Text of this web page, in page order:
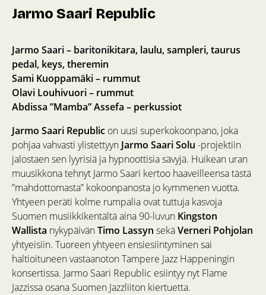
Jarmo Saari Republic
Jarmo Saari – baritonikitara, laulu, sampleri, taurus
pedal, keys, theremin
Sami Kuoppamäki – rummut
Olavi Louhivuori – rummut
Abdissa ”Mamba” Assefa – perkussiot
Jarmo Saari Republic on uusi superkokoonpano, joka
pohjaa vahvasti ylistettyyn Jarmo Saari Solu -projektiin
jalostaen sen lyyrisiä ja hypnoottisia sävyjä. Huikean uran
muusikkona tehnyt Jarmo Saari kertoo haaveilleensa tästä
”mahdottomasta” kokoonpanosta jo kymmenen vuotta.
Yhtyeen peräti kolme rumpalia ovat tuttuja kasvoja
Suomen musiikkikentältä aina 90-luvun Kingston
Wallista nykypäivänTimo Lassyn sekäVerneri Pohjolan
yhtyeisiin. Tuoreen yhtyeen ensiesiintyminen sai
haltioituneen vastaanoton Tampere Jazz Happeningin
konsertissa. Jarmo Saari Republic esiintyy nyt Flame
Jazzissa osana Suomen Jazzliiton kiertuetta.